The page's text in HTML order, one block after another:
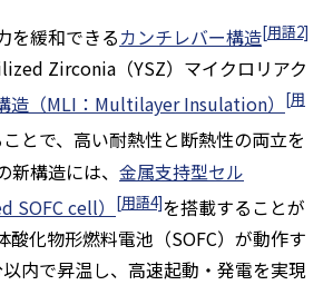
を緩和できるカンチレバー構造[用語2]
Zirconia（YSZ）マイクロリアク
造（MLI：Multilayer Insulation）
[用
とで、高い耐熱性と断熱性の両立を
構造には、 金属支持型セル
SOFC cell）
[用語4]を搭載することが
酸化物形燃料電池（SOFC）が動作す
内で昇温し、高速起動・発電を実現